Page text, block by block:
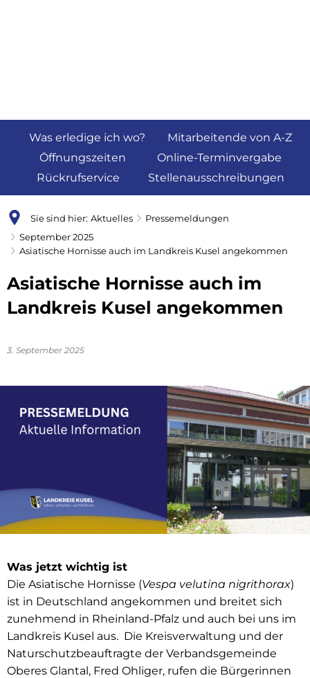
Was erledige ich wo?
Mitarbeitende von A-Z
Öffnungszeiten
Online-Terminvergabe
Rückrufservice
Stellenausschreibungen
Sie sind hier: Aktuelles
Pressemeldungen
September 2025
Asiatische Hornisse auch im Landkreis Kusel angekommen
Asiatische Hornisse auch im
Landkreis Kusel angekommen
3. September 2025
Was jetzt wichtig ist
Die Asiatische Hornisse (Vespa velutina nigrithorax)
ist in Deutschland angekommen und breitet sich
zunehmend in Rheinland-Pfalz und auch bei uns im
Landkreis Kusel aus. Die Kreisverwaltung und der
Naturschutzbeauftragte der Verbandsgemeinde
Oberes Glantal, Fred Ohliger, rufen die Bürgerinnen